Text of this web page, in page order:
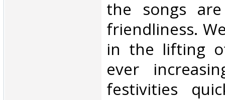
the songs
friendliness.
in the lifting
ever
festivities